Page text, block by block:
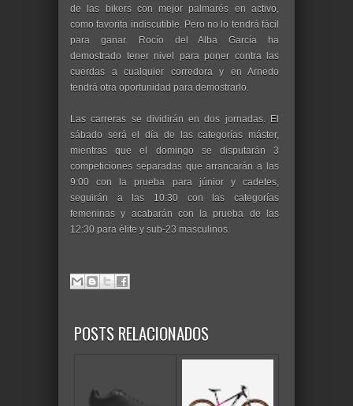
de las bikers con mejor palmarés en activo,
como favorita indiscutible. Pero no lo tendrá fácil
para ganar. Rocío del Alba García ha
demostrado tener nivel para poner contra las
cuerdas a cualquier corredora y en Arnedo
tendrá otra oportunidad para demostrarlo.
Las carreras se dividirán en dos jornadas. El
sábado será el día de las categorías máster,
mientras que el domingo se disputarán 3
competiciones separadas que arrancarán a las
9:00 con la prueba para júnior y cadetes,
seguirán a las 10:30 con las categorías
femeninas y acabarán con la prueba de las
12:30 para élite y sub-23 masculinos.
POSTS RELACIONADOS